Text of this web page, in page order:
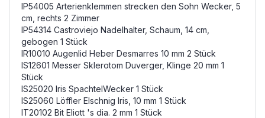
IP54005 Arterienklemmen strecken den Sohn Wecker, 5
cm, rechts 2 Zimmer
IP54314 Castroviejo Nadelhalter, Schaum, 14 cm,
gebogen 1 Stück
IR10010 Augenlid Heber Desmarres 10 mm 2 Stück
IS12601 Messer Sklerotom Duverger, Klinge 20 mm 1
Stück
IS25020 Iris SpachtelWecker 1 Stück
IS25060 Löffler Elschnig Iris, 10 mm 1 Stück
IT20102 Bit Eliott 's dia. 2 mm 1 Stück